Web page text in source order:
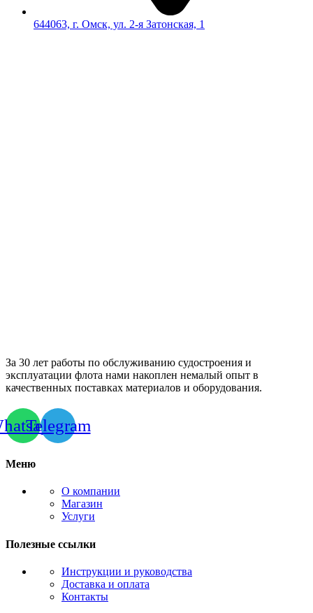
644063, г. Омск, ул. 2-я Затонская, 1
За 30 лет работы по обслуживанию судостроения и
эксплуатации флота нами накоплен немалый опыт в
качественных поставках материалов и оборудования.
Telegram
Меню
О компании
Магазин
Услуги
Полезные ссылки
Инструкции и руководства
Доставка и оплата
Контакты